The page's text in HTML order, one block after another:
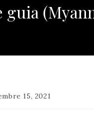
guia
15, 2021